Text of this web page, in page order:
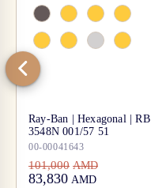
Ray-Ban | Hexagonal | RB
3548N 001/57 51
00-00041643
101,000 AMD
83,830 AMD